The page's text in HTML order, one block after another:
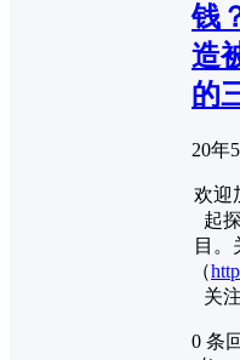
钱
造
的
20年
欢迎
起
目。
（
关
0 条